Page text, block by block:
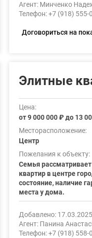
Агент: Минченко
Телефон: +7 (918) 555-
Договориться на
Элитные
Цена:
от 9 000 000 ₽ до 13
Месторасположение:
Центр
Пожелания к объекту:
Семья
квартир в центре
состояние, наличие
места у дома.
Добавлено:
Агент: Панина
Телефон: +7 (918) 558-